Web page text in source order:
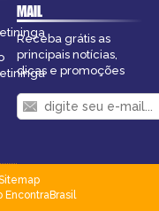
MAIL
Receba grátis as
principais notícias,
dicas e promoções